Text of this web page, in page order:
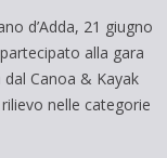
d’Adda, 21 giugno
alla gara
Canoa & Kayak
nelle categorie